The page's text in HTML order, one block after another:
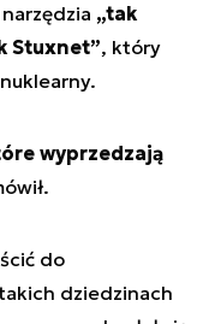
„tak
Stuxnet”, który
wyprzedzają
do
dziedzinach